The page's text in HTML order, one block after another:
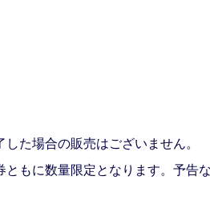
た場合の販売はございません。
ともに数量限定となります。予告